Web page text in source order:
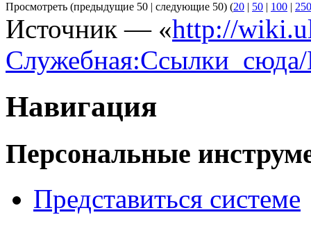
Просмотреть (предыдущие 50 | следующие 50) (20 | 50 | 100 | 250
Источник — «http://
Навигация
Персональные
Представиться системе